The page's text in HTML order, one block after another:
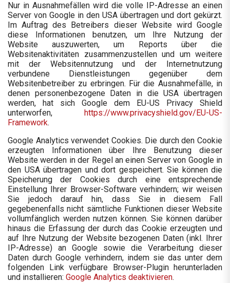
Nur in Ausnahmefällen wird die volle IP-Adresse an einen
Server von Google in den USA übertragen und dort gekürzt.
Im Auftrag des Betreibers dieser Website wird Google
diese Informationen benutzen, um Ihre Nutzung der
Website auszuwerten, um Reports über die
Websitenaktivitäten zusammenzustellen und um weitere
mit der Websitennutzung und der Internetnutzung
verbundene Dienstleistungen gegenüber dem
Websitenbetreiber zu erbringen. Für die Ausnahmefälle, in
denen personenbezogene Daten in die USA übertragen
werden, hat sich Google dem EU-US Privacy Shield
unterworfen,
https://www.privacyshield.gov/EU-US-
Framework.
Google Analytics verwendet Cookies. Die durch den Cookie
erzeugten Informationen über Ihre Benutzung dieser
Website werden in der Regel an einen Server von Google in
den USA übertragen und dort gespeichert. Sie können die
Speicherung der Cookies durch eine entsprechende
Einstellung Ihrer Browser-Software verhindern; wir weisen
Sie jedoch darauf hin, dass Sie in diesem Fall
gegebenenfalls nicht sämtliche Funktionen dieser Website
vollumfänglich werden nutzen können. Sie können darüber
hinaus die Erfassung der durch das Cookie erzeugten und
auf Ihre Nutzung der Website bezogenen Daten (inkl. Ihrer
IP-Adresse) an Google sowie die Verarbeitung dieser
Daten durch Google verhindern, indem sie das unter dem
folgenden Link verfügbare Browser-Plugin herunterladen
und installieren: Google Analytics deaktivieren.